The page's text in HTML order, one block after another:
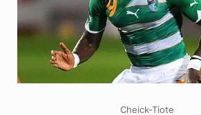
Cheick-Tiote